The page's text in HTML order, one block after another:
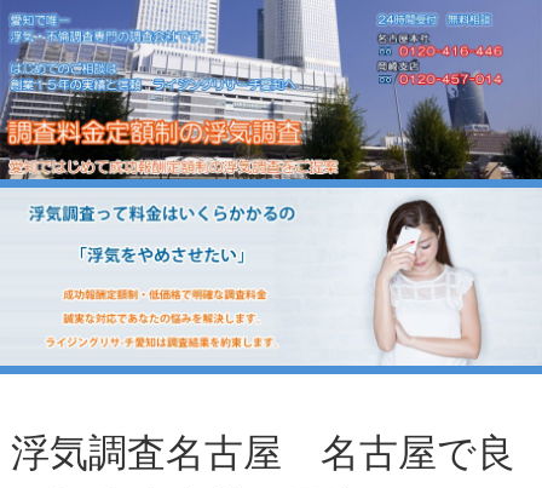
浮気調査名古屋 名古屋で良